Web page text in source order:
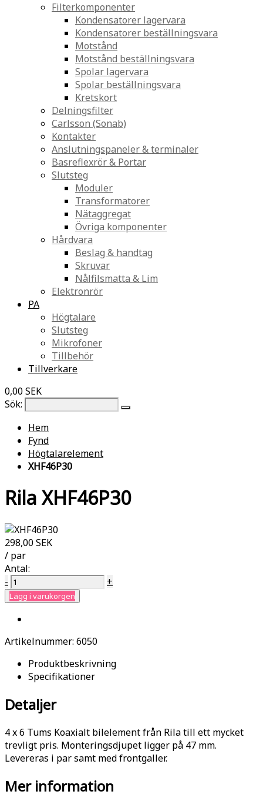
Filterkomponenter
Kondensatorer lagervara
Kondensatorer beställningsvara
Motstånd
Motstånd beställningsvara
Spolar lagervara
Spolar beställningsvara
Kretskort
Delningsfilter
Carlsson (Sonab)
Kontakter
Anslutningspaneler & terminaler
Basreflexrör & Portar
Slutsteg
Moduler
Transformatorer
Nätaggregat
Övriga komponenter
Hårdvara
Beslag & handtag
Skruvar
Nålfilsmatta & Lim
Elektronrör
PA
Högtalare
Slutsteg
Mikrofoner
Tillbehör
Tillverkare
0,00 SEK
Sök:
Hem
Fynd
Högtalarelement
XHF46P30
Rila XHF46P30
298,00 SEK
/ par
Antal:
-
+
Lägg i varukorgen
Artikelnummer: 6050
Produktbeskrivning
Specifikationer
Detaljer
4 x 6 Tums Koaxialt bilelement från Rila till ett mycket
trevligt pris. Monteringsdjupet ligger på 47 mm.
Levereras i par samt med frontgaller.
Mer information